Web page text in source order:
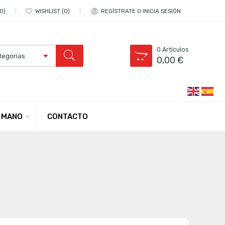
0 WISHLIST 0 REGÍSTRATE O INICIA SESIÓN
0 Artículos
0,00€
CONTACTO